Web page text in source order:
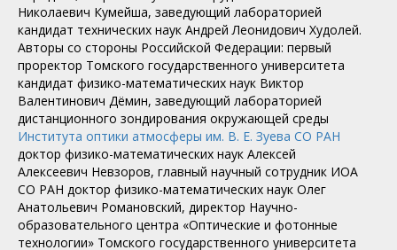
Николаевич Кумейша, заведующий лабораторией
кандидат технических наук Андрей Леонидович Худолей.
Авторы со стороны Российской Федерации: первый
проректор Томского государственного университета
кандидат физико-математических наук Виктор
Валентинович Дёмин, заведующий лабораторией
дистанционного зондирования окружающей среды
Института оптики атмосферы им. В. Е. Зуева СО РАН
доктор физико-математических наук Алексей
Алексеевич Невзоров, главный научный сотрудник ИОА
СО РАН доктор физико-математических наук Олег
Анатольевич Романовский, директор Научно-
образовательного центра «Оптические и фотонные
технологии» Томского государственного университета